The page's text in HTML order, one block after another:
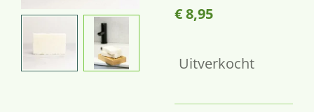
€ 8,95
Uitverkocht